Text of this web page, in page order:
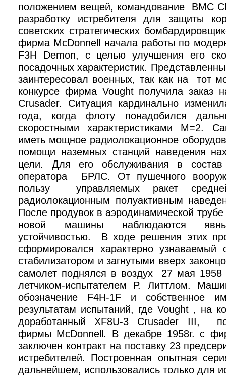
положением вещей, командование ВМС
разработку истребителя для защиты
советских стратегических
фирма McDonnell начала работы по
F3H Demon, с целью улучшения его
посадочных характеристик.
заинтересовал военных, так как на тот
конкурсе фирма Vought получила заказ
Crusader. Ситуация кардинально
года, когда флоту понадобился
скоростными характеристиками М=2.
иметь мощное радиолокационное
помощи наземных станций наведения
цели. Для его обслуживания в
оператора БРЛС. От пушечного
пользу управляемых ракет
радиолокационным полуактивным
После продувок в аэродинамической
новой машины наблюдаются
устойчивостью. В ходе решения этих
сформировался характерно узнаваемый
стабилизатором и загнутыми вверх
самолет поднялся в воздух 27 мая 1958
летчиком-испытателем Р. Литтлом.
обозначение F4H-1F и собственное
результатам испытаний, где Vought , на
доработанный XF8U-3 Crusader III,
фирмы McDonnell. В декабре 1958г. с
заключен контракт на поставку 23
истребителей. Построенная опытная
дальнейшем, использовались только для